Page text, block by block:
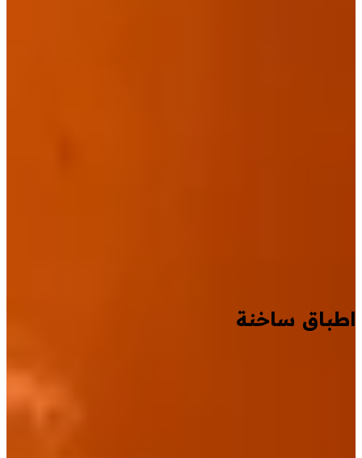
اطباق ساخنة